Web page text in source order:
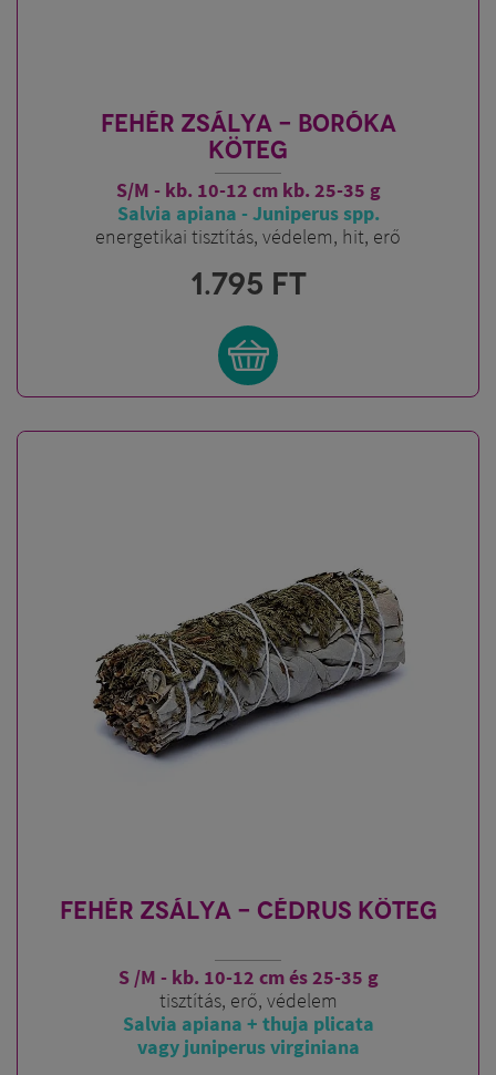
FEHÉR ZSÁLYA - BORÓKA
KÖTEG
S/M - kb. 10-12 cm kb. 25-35 g
Salvia apiana - Juniperus spp.
energetikai tisztítás, védelem, hit, erő
1.795 FT
FEHÉR ZSÁLYA - CÉDRUS KÖTEG
S /M - kb. 10-12 cm és 25-35 g
tisztítás, erő, védelem
Salvia apiana + thuja plicata
vagy juniperus virginiana